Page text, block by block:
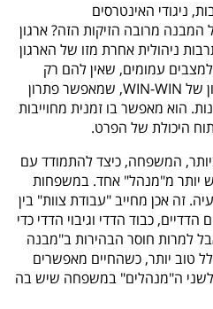
ניגודי האינטרסים
מרובה הזיקות הזה? ארגון
ניהולית אחרת מזו של הארגון
עמומים, שאין להם רק
של WIN-WIN, שמאפשר פתרון
הוא מאפשר בו זמנית מחוייבות
היכולת של הפרט.
המשפחה, כיצד להתמודד עם
יותר מ"מנהל" אחד. במשפחות
זה אכן מחייב "עבודת צוות" בין
הדדיים, כבוד הדדי וגיבוי הדדי כדי
למרות חוסר הבהירות ב"מבנה
טוב יותר, כשהחיים מאפשרים
לשני ה"מנהלים" במשפחה שיש בה